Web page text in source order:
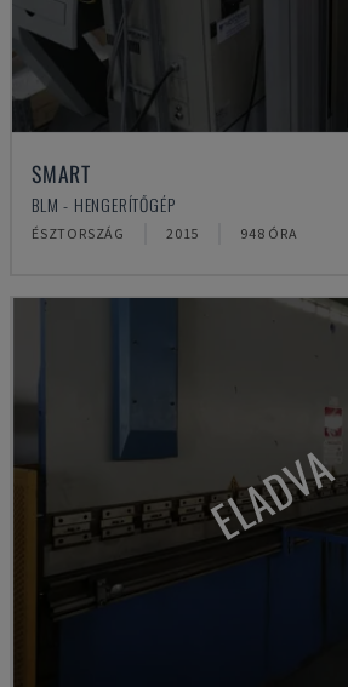
SMART
BLM - HENGERÍTŐGÉP
ÉSZTORSZÁG 2015 948 ÓRA
ELADVA